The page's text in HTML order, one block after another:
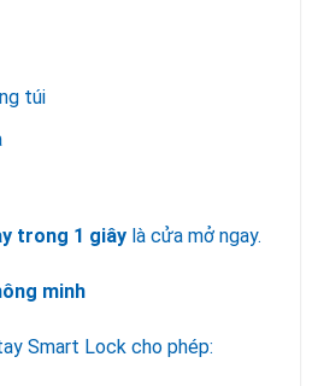
túi
trong 1 giây là cửa mở ngay.
minh
Smart Lock cho phép: